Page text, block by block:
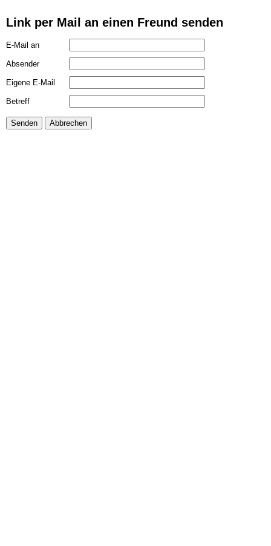
Link per Mail an einen Freund senden
E-Mail an
Absender
Eigene E-Mail
Betreff
Senden Abbrechen